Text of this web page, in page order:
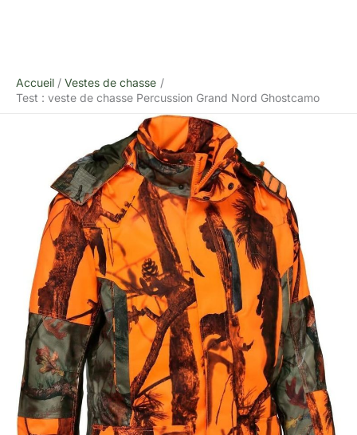
Accueil
Vestes de chasse
Test : veste de chasse Percussion Grand Nord Ghostcamo